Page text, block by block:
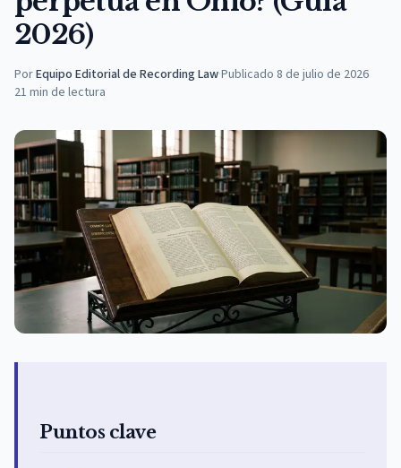
2026)
PorEquipo Editorial de Recording Law·Publicado 8 de julio de 2026
21 min de lectura
Puntos clave